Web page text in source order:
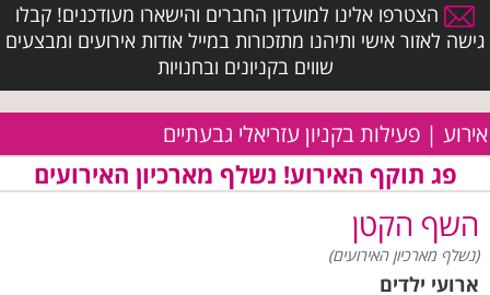
הצטרפו אלינו למועדון החברים והישארו מעודכנים! קבלו
גישה לאזור אישי ותיהנו מתזכורות במייל אודות אירועים ומבצעים
שווים בקניונים ובחנויות
אירוע | פעילות בקניון עזריאלי גבעתיים
פג תוקף האירוע! נשלף מארכיון האירועים
השף הקטן
(נשלף מארכיון האירועים)
ארועי ילדים